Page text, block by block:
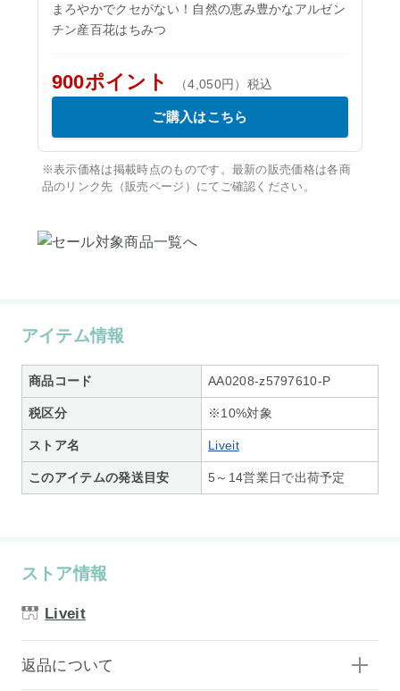
まろやかでクセがない！自然の恵み豊かなアルゼン
チン産百花はちみつ
900ポイント （4,050円）税込
ご購入はこちら
※表示価格は掲載時点のものです。最新の販売価格は各商
品のリンク先（販売ページ）にてご確認ください。
アイテム情報
商品コード AA0208-z5797610-P
税区分 ※10%対象
ストア名 Liveit
このアイテムの発送目安 5～14営業日で出荷予定
ストア情報
Liveit
返品について